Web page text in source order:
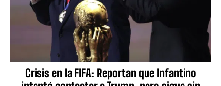
Crisis en la FIFA: Reportan que Infantino